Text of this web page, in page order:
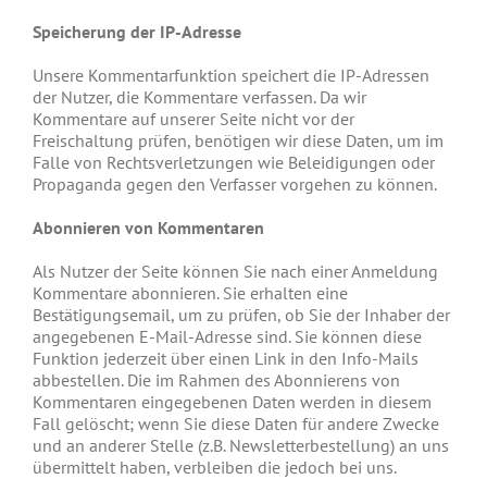
Speicherung der IP-Adresse
Unsere Kommentarfunktion speichert die IP-Adressen
der Nutzer, die Kommentare verfassen. Da wir
Kommentare auf unserer Seite nicht vor der
Freischaltung prüfen, benötigen wir diese Daten, um im
Falle von Rechtsverletzungen wie Beleidigungen oder
Propaganda gegen den Verfasser vorgehen zu können.
Abonnieren von Kommentaren
Als Nutzer der Seite können Sie nach einer Anmeldung
Kommentare abonnieren. Sie erhalten eine
Bestätigungsemail, um zu prüfen, ob Sie der Inhaber der
angegebenen E-Mail-Adresse sind. Sie können diese
Funktion jederzeit über einen Link in den Info-Mails
abbestellen. Die im Rahmen des Abonnierens von
Kommentaren eingegebenen Daten werden in diesem
Fall gelöscht; wenn Sie diese Daten für andere Zwecke
und an anderer Stelle (z.B. Newsletterbestellung) an uns
übermittelt haben, verbleiben die jedoch bei uns.